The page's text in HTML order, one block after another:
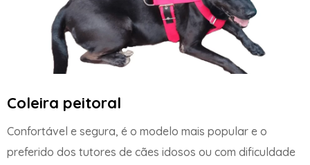
Coleira peitoral
Confortável e segura, é o modelo mais popular e o
preferido dos tutores de cães idosos ou com dificuldade